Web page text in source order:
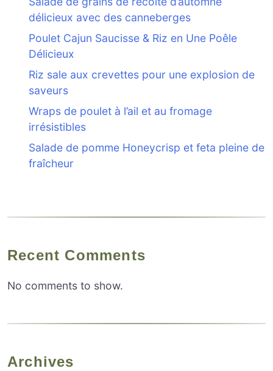
délicieux avec des canneberges
Poulet Cajun Saucisse & Riz en Une Poêle
Délicieux
Riz sale aux crevettes pour une explosion de
saveurs
Wraps de poulet à l’ail et au fromage
irrésistibles
Salade de pomme Honeycrisp et feta pleine de
fraîcheur
Recent Comments
No comments to show.
Archives